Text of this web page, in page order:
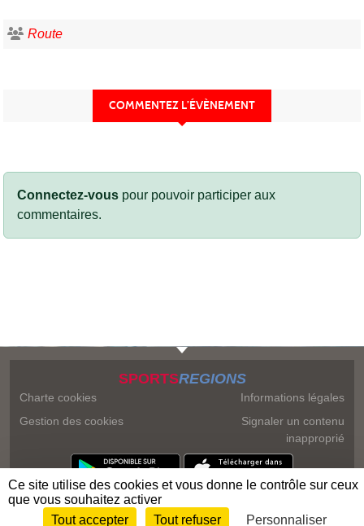
Route
COMMENTEZ L’ÉVÈNEMENT
Connectez-vous pour pouvoir participer aux
commentaires.
SPORTSREGIONS
Charte cookies
Gestion des cookies
Informations légales
Signaler un contenu
inapproprié
Envie de participer ? Connexion
Ce site utilise des cookies et vous donne le contrôle sur ceux
que vous souhaitez activer
Tout accepter
Tout refuser Personnaliser